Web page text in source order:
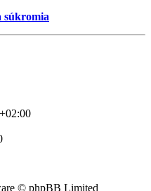
súkromia
© phpBB Limited